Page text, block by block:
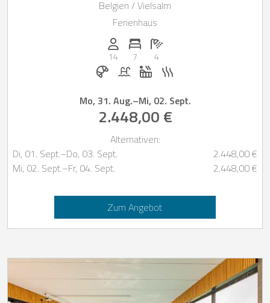
Belgien / Vielsalm
Ferienhaus
Anzahl der Personen: 14
14
Anzahl der Schlafzimmer: 7
7
Anzahl der Badezimmer: 4
4
Frühstück bei Casapilot buchbar
Pool Whirlpool
Mo, 31. Aug.–Mi, 02. Sept.
2.448,00 €
Alternativen:
Di, 01. Sept.–Do, 03. Sept.
2.448,00 €
Mi, 02. Sept.–Fr, 04. Sept. 2.448,00 €
Zum Angebot